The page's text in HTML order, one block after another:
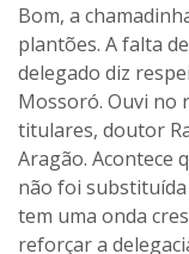
Bom, a
plantões. A falta
delegado diz
Mossoró. Ouvi no
titulares, doutor
Aragão. Acontece
não foi
tem uma onda
reforçar a